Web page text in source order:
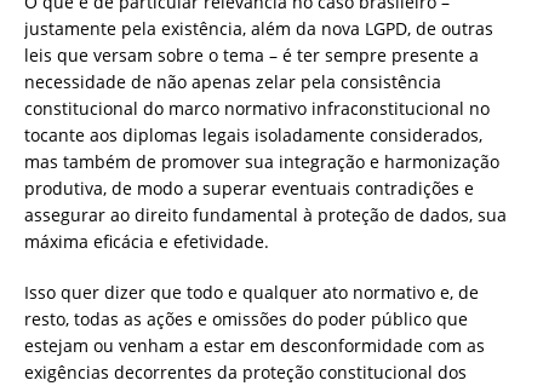
justamente pela existência, além da nova LGPD, de outras
leis que versam sobre o tema – é ter sempre presente a
necessidade de não apenas zelar pela consistência
constitucional do marco normativo infraconstitucional no
tocante aos diplomas legais isoladamente considerados,
mas também de promover sua integração e harmonização
produtiva, de modo a superar eventuais contradições e
assegurar ao direito fundamental à proteção de dados, sua
máxima eficácia e efetividade.
Isso quer dizer que todo e qualquer ato normativo e, de
resto, todas as ações e omissões do poder público que
estejam ou venham a estar em desconformidade com as
exigências decorrentes da proteção constitucional dos